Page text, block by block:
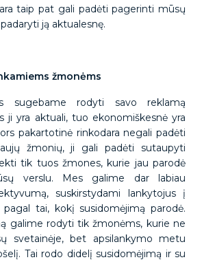
taip pat gali padėti pagerinti mūsų
ją aktualesnę.
žmonėms
sugebame rodyti savo reklamą
ji yra aktuali, tuo ekonomiškesnė yra
pakartotinė rinkodara negali padėti
žmonių, ji gali padėti sutaupyti
tik tuos žmones, kurie jau parodė
verslu. Mes galime dar labiau
suskirstydami lankytojus į
tai, kokį susidomėjimą parodė.
galime rodyti tik žmonėms, kurie ne
svetainėje, bet apsilankymo metu
Tai rodo didelį susidomėjimą ir su